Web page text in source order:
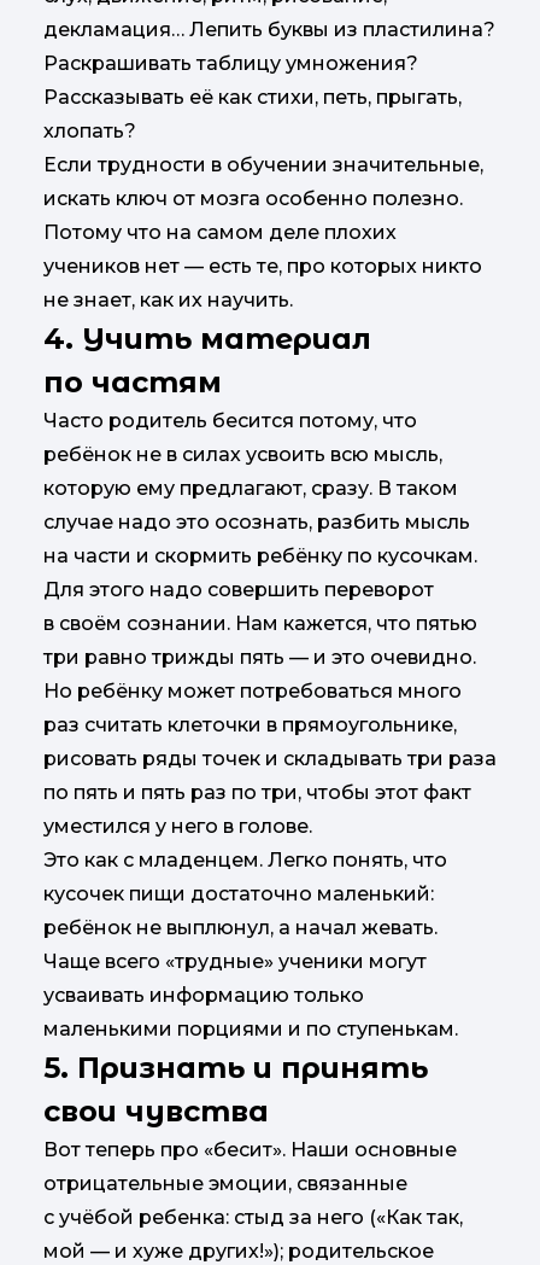
декламация… Лепить буквы из пластилина?
Раскрашивать таблицу умножения?
Рассказывать её как стихи, петь, прыгать,
хлопать?
Если трудности в обучении значительные,
искать ключ от мозга особенно полезно.
Потому что на самом деле плохих
учеников нет — есть те, про которых никто
не знает, как их научить.
4. Учить материал
по частям
Часто родитель бесится потому, что
ребёнок не в силах усвоить всю мысль,
которую ему предлагают, сразу. В таком
случае надо это осознать, разбить мысль
на части и скормить ребёнку по кусочкам.
Для этого надо совершить переворот
в своём сознании. Нам кажется, что пятью
три равно трижды пять — и это очевидно.
Но ребёнку может потребоваться много
раз считать клеточки в прямоугольнике,
рисовать ряды точек и складывать три раза
по пять и пять раз по три, чтобы этот факт
уместился у него в голове.
Это как с младенцем. Легко понять, что
кусочек пищи достаточно маленький:
ребёнок не выплюнул, а начал жевать.
Чаще всего «трудные» ученики могут
усваивать информацию только
маленькими порциями и по ступенькам.
5. Признать и принять
свои чувства
Вот теперь про «бесит». Наши основные
отрицательные эмоции, связанные
с учёбой ребенка: стыд за него («Как так,
мой — и хуже других!»); родительское